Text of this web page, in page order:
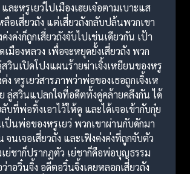
ละหรูเยว่ไปเมืองเฮยเจ๋อตามเบาะแส
ลือเสี่ยวถัง แต่เสี่ยวถังกลับปล้นพวกเขา
งค่งก็ถูกเสี่ยวถังจับไปเช่นเดียวกัน เป้า
มืองหลวง เพื่อจะหยุดยั้งเสี่ยวถัง พวก
วินเปิดโปงแผนร้ายฆ่าเจิ้งเหยียนของหรู
ง หรูเยว่สารภาพว่าพ่อของเธอถูกเจิ้งเห
ลู่สวินแปลกใจที่อดีตทั้งคู่คล้ายคลึงกัน ได้
บที่พ่อทิ้งเอาไว้ให้ดู และได้เจอเข้ากับกุ๋ย
ป็นพ่อของหรูเยว่ พวกเขาผ่านกับดักมา
จนเจอเสี่ยวถัง และเฟิงค่งค่งที่ถูกจับตัว
ย่ชาก็ปรากฏตัว เย่ชาก็คือพ่อบุญธรรม
าอวิ๋นจิ้ง อดีตอวิ๋นจิ้งเคยหลอกเสี่ยวถัง